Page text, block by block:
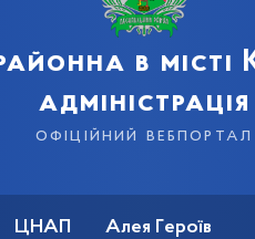
в місті
адміністрація
офіційний вебпортал
ЦНАП Алея Героїв